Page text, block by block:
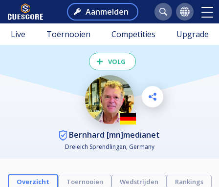
Aanmelden
Live Toernooien Competities Upgrade
VOLG
Bernhard [mn]medianet
Dreieich Sprendlingen, Germany
Overzicht Toernooien Wedstrijden
Rankings